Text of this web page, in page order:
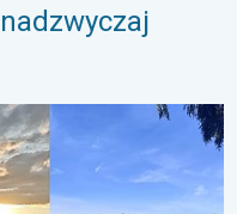
. . środa, 29